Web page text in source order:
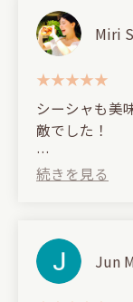
(Translated by
Dogenzaka
There's a
the stairs to
Handsome
shisha.
▼Flavors
・Cola
・Strawberry
A stylish
Shibuya, near
I went there
the cocktails
stylish!!
Miri
シーシャも美
敵でした！
(Translated by
Jun